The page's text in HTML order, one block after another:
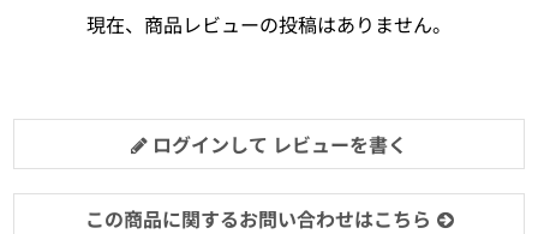
現在、商品レビューの投稿はありません。
ログインして レビューを書く
この商品に関するお問い合わせはこちら